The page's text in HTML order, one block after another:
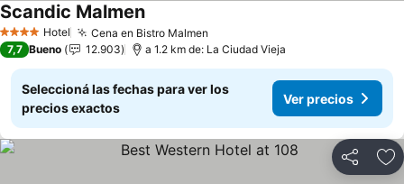
4 EstrellasHotel Cena en Bistro Malmen
Scandic Malmen
7,7 Bueno 12.903 a 1.2 km de: La Ciudad Vieja
Seleccioná las fechas para ver los
precios exactos
Ver precios
Compartir